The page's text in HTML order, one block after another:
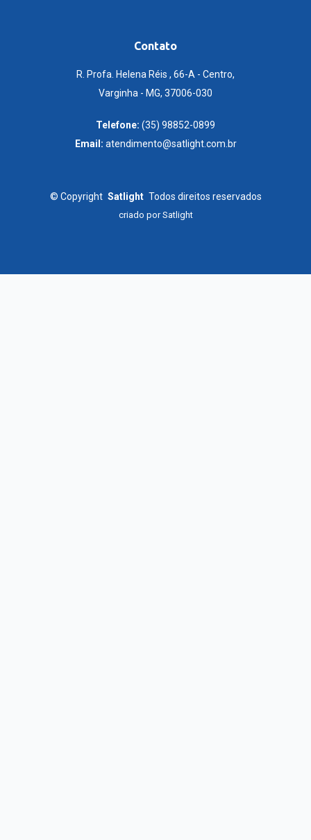
Contato
R. Profa. Helena Réis , 66-A - Centro,
Varginha - MG, 37006-030
Telefone: (35) 98852-0899
Email: atendimento@satlight.com.br
© Copyright Satlight Todos direitos reservados
criado porSatlight